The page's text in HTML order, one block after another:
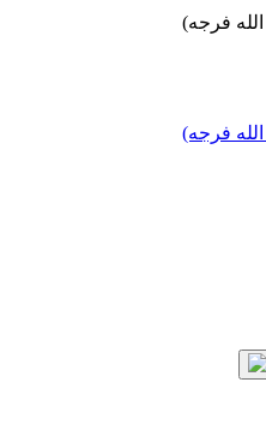
فرجه)
فرجه)